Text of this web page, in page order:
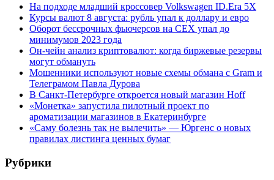
На подходе младший кроссовер Volkswagen ID.Era 5X
Курсы валют 8 августа: рубль упал к доллару и евро
Оборот бессрочных фьючерсов на CEX упал до
минимумов 2023 года
Он-чейн анализ криптовалют: когда биржевые резервы
могут обмануть
Мошенники используют новые схемы обмана с Gram и
Телеграмом Павла Дурова
В Санкт-Петербурге откроется новый магазин Hoff
«Монетка» запустила пилотный проект по
ароматизации магазинов в Екатеринбурге
«Саму болезнь так не вылечить» — Юргенс о новых
правилах листинга ценных бумаг
Рубрики